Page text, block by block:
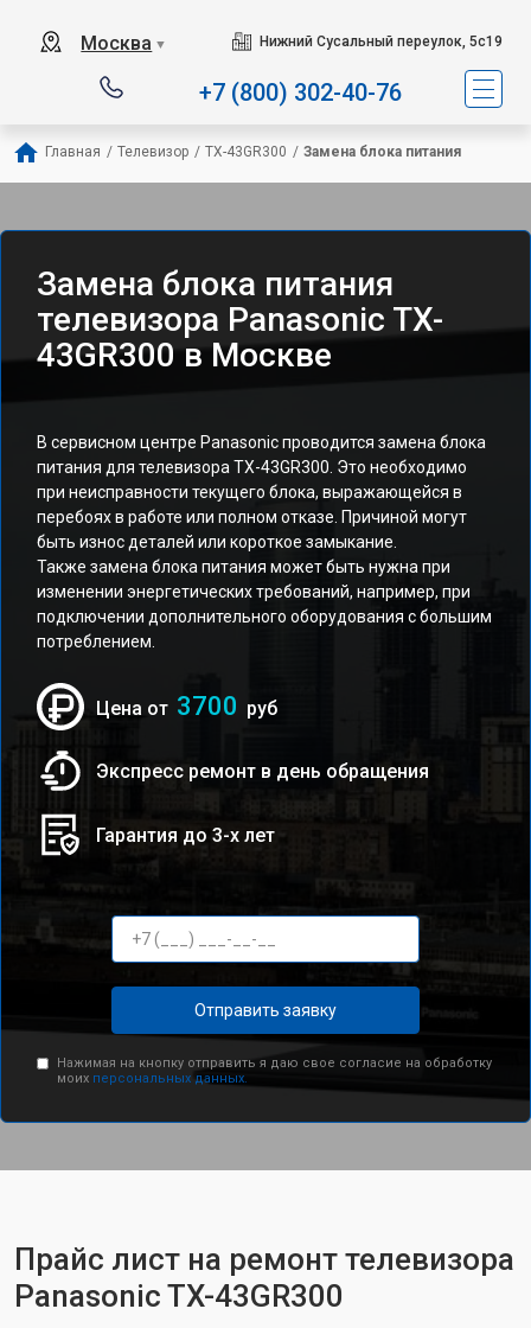
Москва ▼ Нижний Сусальный переулок, 5с19
+7 (800) 302-40-76
Главная / Телевизор / TX-43GR300 / Замена блока питания
Замена блока питания
телевизора Panasonic TX-
43GR300 в Москве
В сервисном центре Panasonic проводится замена блока
питания для телевизора TX-43GR300. Это необходимо
при неисправности текущего блока, выражающейся в
перебоях в работе или полном отказе. Причиной могут
быть износ деталей или короткое замыкание.
Также замена блока питания может быть нужна при
изменении энергетических требований, например, при
подключении дополнительного оборудования с большим
потреблением.
Цена от 3700 руб
Экспресс ремонт в день обращения
Гарантия до 3-х лет
Отправить заявку
Нажимая на кнопку отправить я даю свое согласие на обработку
моих персональных данных.
Прайс лист на ремонт телевизора
Panasonic TX-43GR300